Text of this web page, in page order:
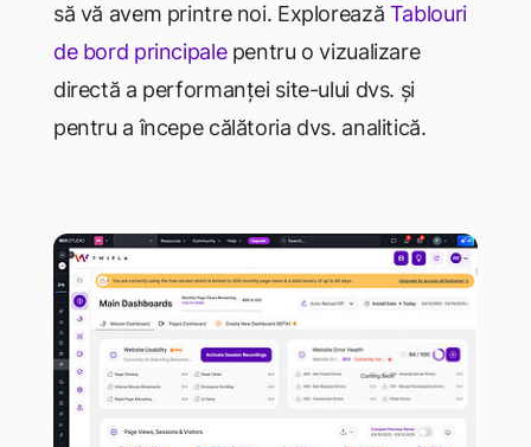
să vă avem printre noi. Explorează Tablouri
de bord principalepentru o vizualizare
directă a performanței site-ului dvs. și
pentru a începe călătoria dvs. analitică.